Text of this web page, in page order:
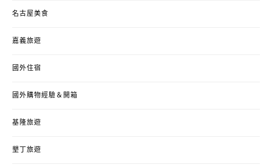
名古屋美食
嘉義旅遊
國外住宿
國外購物經驗＆開箱
基隆旅遊
墾丁旅遊